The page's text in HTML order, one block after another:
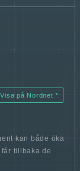
Visa på Nordnet
kan både öka
tillbaka de